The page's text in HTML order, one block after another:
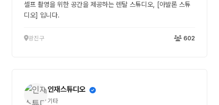
셀프 촬영을 위한 공간을 제공하는 렌탈 스튜디오, [아발론 스튜
디오] 입니다.
광진구 602
인재스튜디오
기타